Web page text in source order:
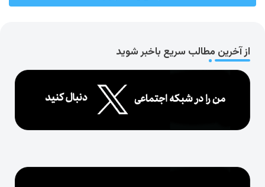
از آخرین مطالب سریع باخبر شوید